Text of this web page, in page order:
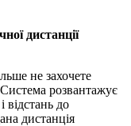
дистанції
не захочете
розвантажує
відстань до
дистанція